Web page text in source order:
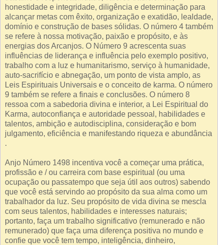
honestidade e integridade, diligência e determinação para
alcançar metas com êxito, organização e exatidão, lealdade,
domínio e construção de bases sólidas. O número 4 também
se refere à nossa motivação, paixão e propósito, e às
energias dos Arcanjos. O Número 9 acrescenta suas
influências de liderança e influência pelo exemplo positivo,
trabalho com a luz e humanitarismo, serviço à humanidade,
auto-sacrifício e abnegação, um ponto de vista amplo, as
Leis Espirituais Universais e o conceito de karma. O número
9 também se refere a finais e conclusões. O número 8
ressoa com a sabedoria divina e interior, a Lei Espiritual do
Karma, autoconfiança e autoridade pessoal, habilidades e
talentos, ambição e autodisciplina, consideração e bom
julgamento, eficiência e manifestando riqueza e abundância
.
Anjo Número 1498 incentiva você a começar uma prática,
profissão e / ou carreira com base espiritual (ou uma
ocupação ou passatempo que seja útil aos outros) sabendo
que você está servindo ao propósito da sua alma como um
trabalhador da luz. Seu propósito de vida divina se mescla
com seus talentos, habilidades e interesses naturais;
portanto, faça um trabalho significativo (remunerado e não
remunerado) que faça uma diferença positiva no mundo e
confie que você tem tempo, inteligência, dinheiro,